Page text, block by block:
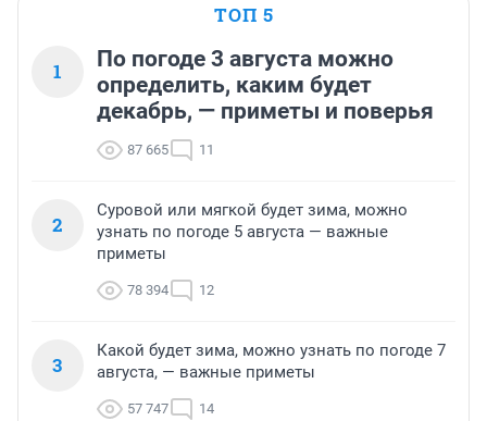
ТОП 5
1
По погоде 3 августа можно
определить, каким будет
декабрь, — приметы и поверья
87 665 11
2
Суровой или мягкой будет зима, можно
узнать по погоде 5 августа — важные
приметы
78 394 12
3
Какой будет зима, можно узнать по погоде 7
августа, — важные приметы
57 747 14